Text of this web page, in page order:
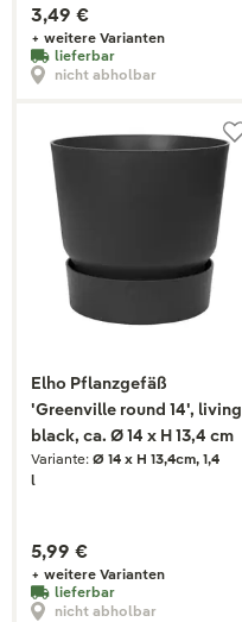
3,49 €
+ weitere Varianten
lieferbar
nicht abholbar
Elho Pflanzgefäß
'Greenville round 14', living
black, ca. Ø 14 x H 13,4 cm
Variante: Ø 14 x H 13,4cm, 1,4
l
5,99 €
+ weitere Varianten
lieferbar
nicht abholbar